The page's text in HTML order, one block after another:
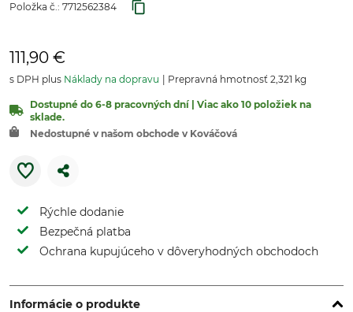
Položka č.: 7712562384
111,90 €
s DPH plus Náklady na dopravu Prepravná hmotnosť 2,321 kg
Dostupné do 6-8 pracovných dní | Viac ako 10 položiek na
sklade.
Nedostupné v našom obchode v Kováčová
Rýchle dodanie
Bezpečná platba
Ochrana kupujúceho v dôveryhodných obchodoch
Informácie o produkte